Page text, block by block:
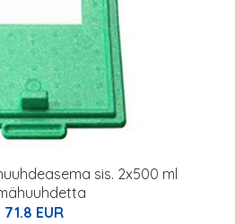
sis. 2x500 ml
71.8 EUR